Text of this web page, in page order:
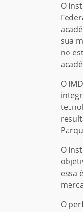
O
sua
no
O
O
essa
O